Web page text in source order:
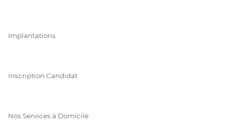
Implantations
Inscription Candidat
Nos Services à Domicile